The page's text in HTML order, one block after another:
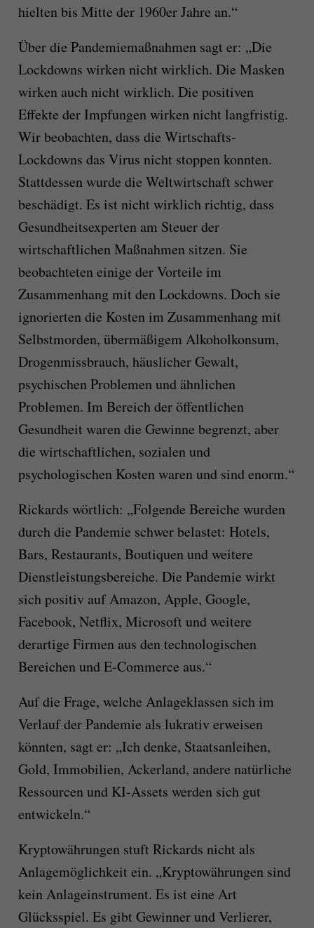
hielten bis Mitte der 1960er Jahre an.“
Über die Pandemiemaßnahmen sagt er: „Die
Lockdowns wirken nicht wirklich. Die Masken
wirken auch nicht wirklich. Die positiven
Effekte der Impfungen wirken nicht langfristig.
Wir beobachten, dass die Wirtschafts-
Lockdowns das Virus nicht stoppen konnten.
Stattdessen wurde die Weltwirtschaft schwer
beschädigt. Es ist nicht wirklich richtig, dass
Gesundheitsexperten am Steuer der
wirtschaftlichen Maßnahmen sitzen. Sie
beobachteten einige der Vorteile im
Zusammenhang mit den Lockdowns. Doch sie
ignorierten die Kosten im Zusammenhang mit
Selbstmorden, übermäßigem Alkoholkonsum,
Drogenmissbrauch, häuslicher Gewalt,
psychischen Problemen und ähnlichen
Problemen. Im Bereich der öffentlichen
Gesundheit waren die Gewinne begrenzt, aber
die wirtschaftlichen, sozialen und
psychologischen Kosten waren und sind enorm.“
Rickards wörtlich: „Folgende Bereiche wurden
durch die Pandemie schwer belastet: Hotels,
Bars, Restaurants, Boutiquen und weitere
Dienstleistungsbereiche. Die Pandemie wirkt
sich positiv auf Amazon, Apple, Google,
Facebook, Netflix, Microsoft und weitere
derartige Firmen aus den technologischen
Bereichen und E-Commerce aus.“
Auf die Frage, welche Anlageklassen sich im
Verlauf der Pandemie als lukrativ erweisen
könnten, sagt er: „Ich denke, Staatsanleihen,
Gold, Immobilien, Ackerland, andere natürliche
Ressourcen und KI-Assets werden sich gut
entwickeln.“
Kryptowährungen stuft Rickards nicht als
Anlagemöglichkeit ein. „Kryptowährungen sind
kein Anlageinstrument. Es ist eine Art
Glücksspiel. Es gibt Gewinner und Verlierer,